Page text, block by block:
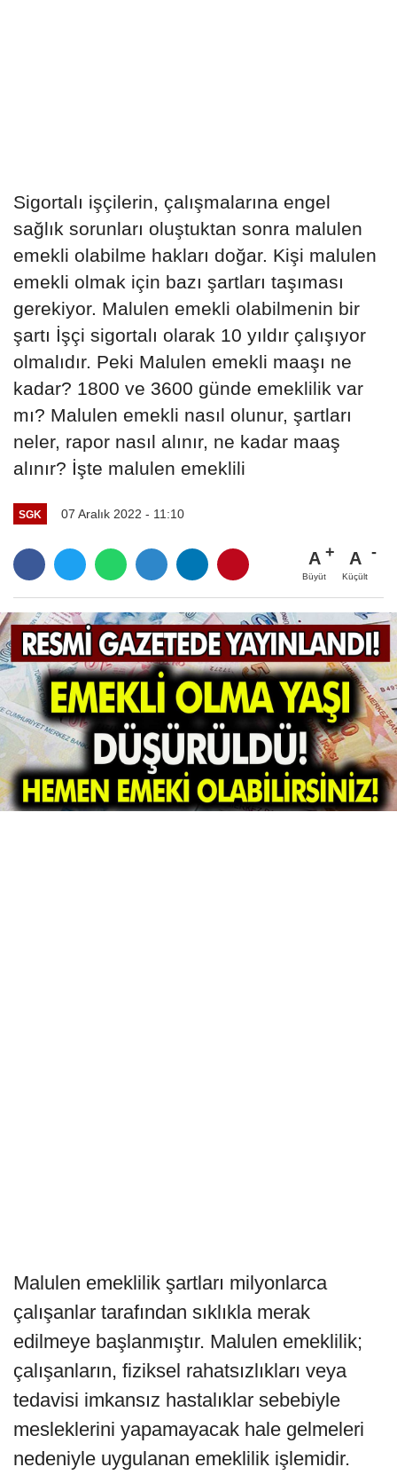
Sigortalı işçilerin, çalışmalarına engel
sağlık sorunları oluştuktan sonra malulen
emekli olabilme hakları doğar. Kişi malulen
emekli olmak için bazı şartları taşıması
gerekiyor. Malulen emekli olabilmenin bir
şartı İşçi sigortalı olarak 10 yıldır çalışıyor
olmalıdır. Peki Malulen emekli maaşı ne
kadar? 1800 ve 3600 günde emeklilik var
mı? Malulen emekli nasıl olunur, şartları
neler, rapor nasıl alınır, ne kadar maaş
alınır? İşte malulen emeklili
SGK 07 Aralık 2022 - 11:10
A
Büyüt
A
Küçült
Malulen emeklilik şartları milyonlarca
çalışanlar tarafından sıklıkla merak
edilmeye başlanmıştır. Malulen emeklilik;
çalışanların, fiziksel rahatsızlıkları veya
tedavisi imkansız hastalıklar sebebiyle
mesleklerini yapamayacak hale gelmeleri
nedeniyle uygulanan emeklilik işlemidir.